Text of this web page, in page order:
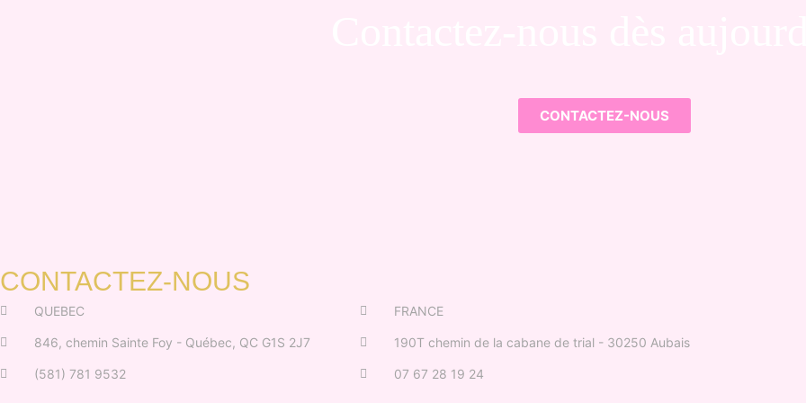
CONTACTEZ-NOUS
CONTACTEZ-NOUS
QUEBEC
846, chemin Sainte Foy - Québec, QC G1S 2J7
(581) 781 9532
FRANCE
190T chemin de la cabane de trial - 30250 Aubais
07 67 28 19 24